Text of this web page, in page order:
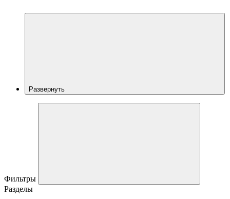
Развернуть
Фильтры
Разделы